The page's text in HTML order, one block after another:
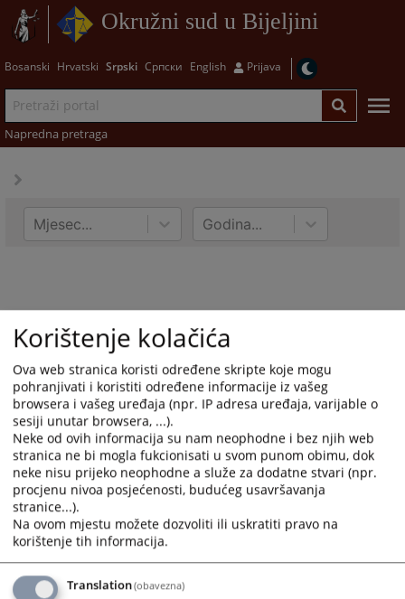
Okružni sud u Bijeljini
Bosanski Hrvatski Srpski Српски English Prijava
Napredna pretraga
Mjesec... Godina...
Trenutno nema vijesti
Korištenje kolačića
Ova web stranica koristi određene skripte koje mogu
pohranjivati i koristiti određene informacije iz vašeg
browsera i vašeg uređaja (npr. IP adresa uređaja, varijable o
sesiji unutar browsera, ...).
Neke od ovih informacija su nam neophodne i bez njih web
stranica ne bi mogla fukcionisati u svom punom obimu, dok
neke nisu prijeko neophodne a služe za dodatne stvari (npr.
procjenu nivoa posjećenosti, budućeg usavršavanja
stranice...).
Na ovom mjestu možete dozvoliti ili uskratiti pravo na
korištenje tih informacija.
Translation(obavezna)